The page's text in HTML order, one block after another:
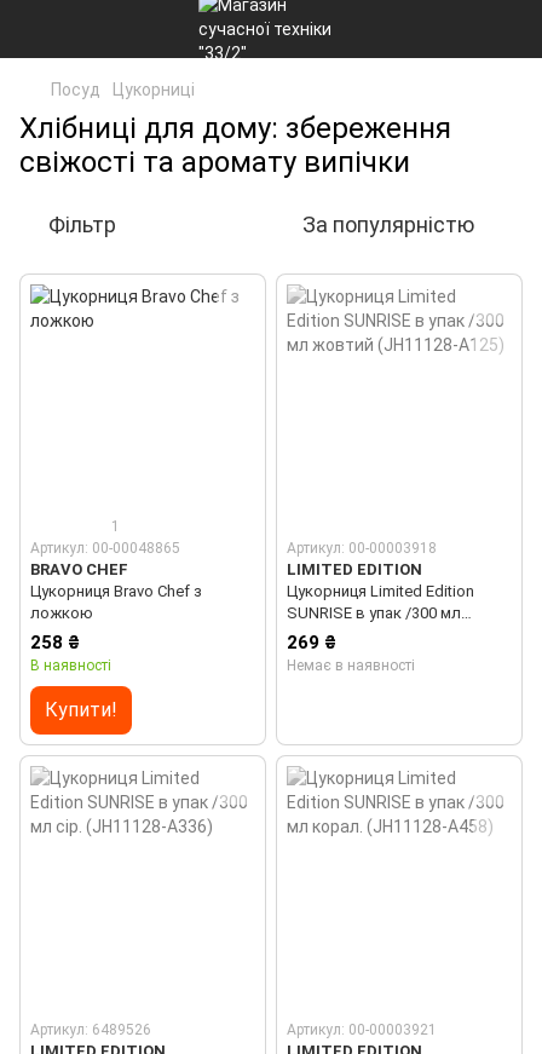
Посуд Цукорниці
Хлібниці для дому: збереження
свіжості та аромату випічки
Фільтр За популярністю
1
Артикул: 00-00048865
BRAVO CHEF
Цукорниця Bravo Chef з
ложкою
258 ₴
В наявності
Купити!
Артикул: 00-00003918
LIMITED EDITION
Цукорниця Limited Edition
SUNRISE в упак /300 мл
жовтий (JH11128-A125)
269 ₴
Немає в наявності
Артикул: 6489526 Артикул: 00-00003921